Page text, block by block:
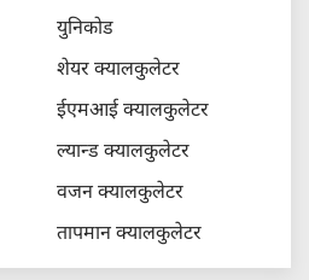
युनिकोड
शेयर क्यालकुलेटर
ईएमआई क्यालकुलेटर
ल्यान्ड क्यालकुलेटर
वजन क्यालकुलेटर
तापमान क्यालकुलेटर